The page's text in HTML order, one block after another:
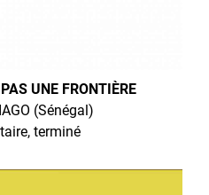
UNE FRONTIÈRE
(Sénégal)
terminé